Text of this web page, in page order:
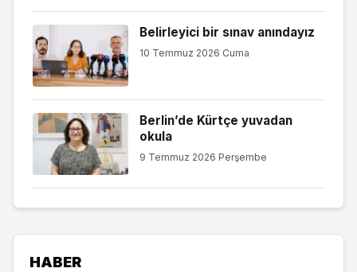
Belirleyici bir sınav anındayız
10 Temmuz 2026 Cuma
Berlin’de Kürtçe yuvadan
okula
9 Temmuz 2026 Perşembe
HABER